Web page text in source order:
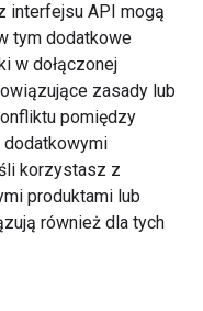
interfejsu API mogą
tym dodatkowe
w dołączonej
zasady lub
pomiędzy
dodatkowymi
korzystasz z
produktami lub
również dla tych